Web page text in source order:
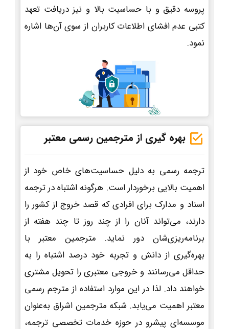
پروسه دقیق و با حساسیت بالا و نیز دریافت تعهد
کتبی عدم افشای اطلاعات کاربران از سوی آن‌ها اشاره
نمود.
بهره گیری از مترجمین رسمی معتبر
ترجمه رسمی به دلیل حساسیت‌های خاص خود از
اهمیت بالایی برخوردار است. هرگونه اشتباه در ترجمه
اسناد و مدارک برای افرادی که قصد خروج از کشور را
دارند، می‌تواند آنان را از چند روز تا چند هفته از
برنامه‌ریزی‌شان دور نماید. مترجمین معتبر با
بهره‌گیری از دانش و تجربه خود درصد اشتباه را به
حداقل می‌رسانند و خروجی معتبری را تحویل مشتری
خواهند داد. لذا در این موارد استفاده از مترجم رسمی
معتبر اهمیت می‌یابد. شبکه مترجمین اشراق به‌عنوان
موسسه‌ای پیشرو در حوزه خدمات تخصصی ترجمه،